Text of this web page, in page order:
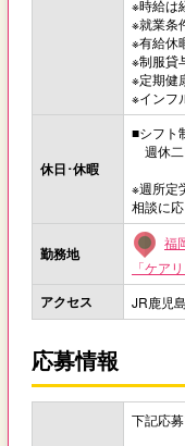
※時給は
※就業条
※有給休
※制服貸
※定期健
※インフ
休日･休暇
■シフト
週休
※週所定
相談に応
勤務地
福
「ケア
アクセス JR鹿児
応募情報
下記応